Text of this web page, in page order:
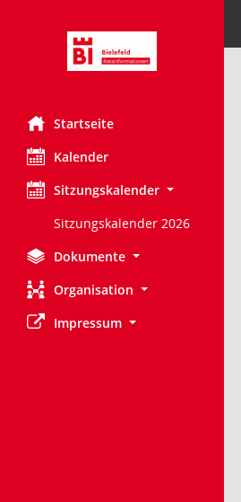
Startseite
Kalender
Sitzungskalender
Sitzungskalender 2026
Dokumente
Organisation
Impressum